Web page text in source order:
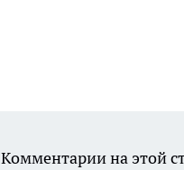
Комментарии на этой